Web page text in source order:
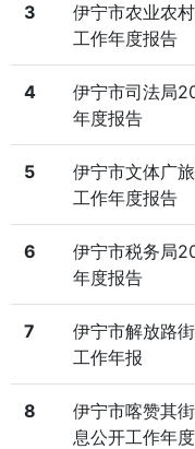
3
伊宁市农业农
工作年度报告
4
伊宁市司法局
年度报告
5
伊宁市文体广
工作年度报告
6
伊宁市税务局
年度报告
7
伊宁市解放路
工作年报
8
伊宁市喀赞其
息公开工作年